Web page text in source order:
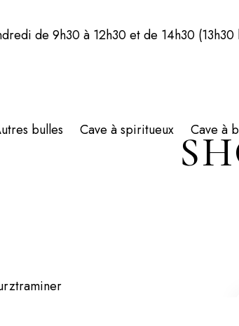
de 9h30 à 12h30 et de 14h30
bulles Cave à spiritueux Cave à